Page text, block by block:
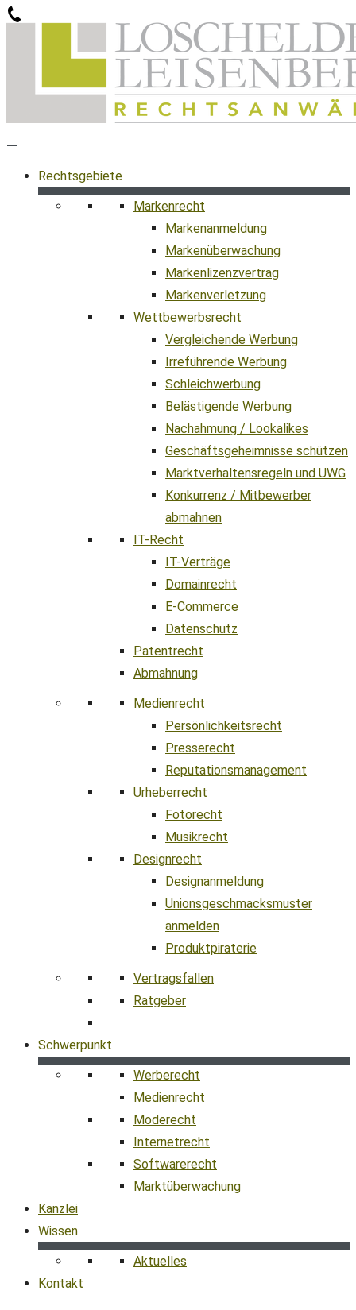
Zum
Rechtsgebiete
Markenrecht
Markenanmeldung
Markenüberwachung
Markenlizenzvertrag
Markenverletzung
Wettbewerbsrecht
Vergleichende Werbung
Irreführende Werbung
Schleichwerbung
Belästigende Werbung
Nachahmung / Lookalikes
Geschäftsgeheimnisse schützen
Marktverhaltensregeln und UWG
Konkurrenz / Mitbewerber
abmahnen
IT-Recht
IT-Verträge
Domainrecht
E-Commerce
Datenschutz
Patentrecht
Abmahnung
Medienrecht
Persönlichkeitsrecht
Presserecht
Reputationsmanagement
Urheberrecht
Fotorecht
Musikrecht
Designrecht
Designanmeldung
Unionsgeschmacksmuster
anmelden
Produktpiraterie
Vertragsfallen
Ratgeber
Schwerpunkt
Werberecht
Medienrecht
Moderecht
Internetrecht
Softwarerecht
Marktüberwachung
Kanzlei
Wissen
Aktuelles
Kontakt